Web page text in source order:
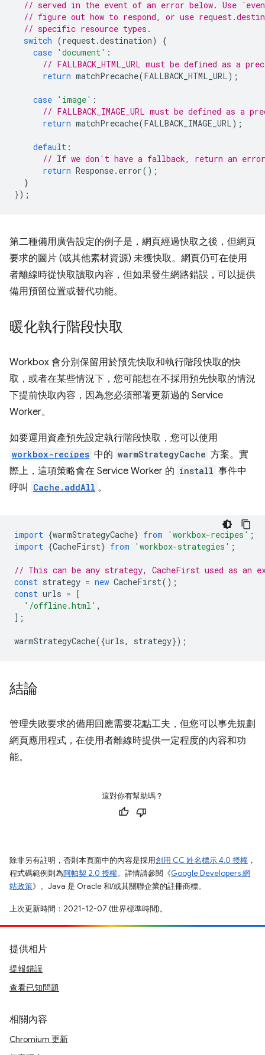
// served in the event of an error below. Use
// figure out how to respond, or use
// specific resource types.
switch (request.destination)
{
case 'document' :
// FALLBACK_HTML_URL must be defined as a
return matchPrecache(FALLBACK_HTML_URL);
case 'image' :
// FALLBACK_IMAGE_URL must be defined as a
return matchPrecache(FALLBACK_IMAGE_URL);
default :
// If we don't have a fallback, return an error
return Response. error();
}
});
第二種備用廣告設定的例子是，網頁經過快取之後，但網頁
要求的圖片 (或其他素材資源) 未獲快取。網頁仍可在使用
者離線時從快取讀取內容，但如果發生網路錯誤，可以提供
備用預留位置或替代功能。
暖化執行階段快取
Workbox 會分別保留用於預先快取和執行階段快取的快
取，或者在某些情況下，您可能想在不採用預先快取的情況
下提前快取內容，因為您必須部署更新過的 Service
Worker。
如要運用資產預先設定執行階段快取，您可以使用
workbox-recipes 中的 warmStrategyCache 方案。實
際上，這項策略會在 Service Worker 的 install 事件中
呼叫
Cache.addAll 。
import {warmStrategyCache} from 'workbox-recipes' ;
import {CacheFirst} from 'workbox-strategies' ;
// This can be any strategy, CacheFirst used as an
const strategy = new CacheFirst();
const urls = [
'/offline.html' ,
];
warmStrategyCache({urls, strategy});
結論
管理失敗要求的備用回應需要花點工夫，但您可以事先規劃
網頁應用程式，在使用者離線時提供一定程度的內容和功
能。
這對你有幫助嗎？
除非另有註明，否則本頁面中的內容是採用創用 CC 姓名標示 4.0 授權 ，
程式碼範例則為阿帕契 2.0 授權。詳情請參閱《Google Developers 網
站政策》。Java 是 Oracle 和/或其關聯企業的註冊商標。
上次更新時間：2021-12-07 (世界標準時間)。
提供相片
提報錯誤
查看已知問題
相關內容
Chromium 更新